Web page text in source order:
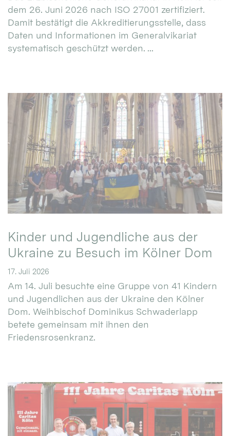
dem 26. Juni 2026 nach ISO 27001 zertifiziert.
Damit bestätigt die Akkreditierungsstelle, dass
Daten und Informationen im Generalvikariat
systematisch geschützt werden. ...
Kinder und Jugendliche aus der
Ukraine zu Besuch im Kölner Dom
17. Juli 2026
Am 14. Juli besuchte eine Gruppe von 41 Kindern
und Jugendlichen aus der Ukraine den Kölner
Dom. Weihbischof Dominikus Schwaderlapp
betete gemeinsam mit ihnen den
Friedensrosenkranz.